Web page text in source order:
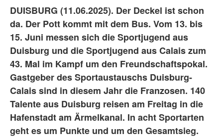
DUISBURG (11.06.2025). Der Deckel ist schon
da. Der Pott kommt mit dem Bus. Vom 13. bis
15. Juni messen sich die Sportjugend aus
Duisburg und die Sportjugend aus Calais zum
43. Mal im Kampf um den Freundschaftspokal.
Gastgeber des Sportaustauschs Duisburg-
Calais sind in diesem Jahr die Franzosen. 140
Talente aus Duisburg reisen am Freitag in die
Hafenstadt am Ärmelkanal. In acht Sportarten
geht es um Punkte und um den Gesamtsieg.